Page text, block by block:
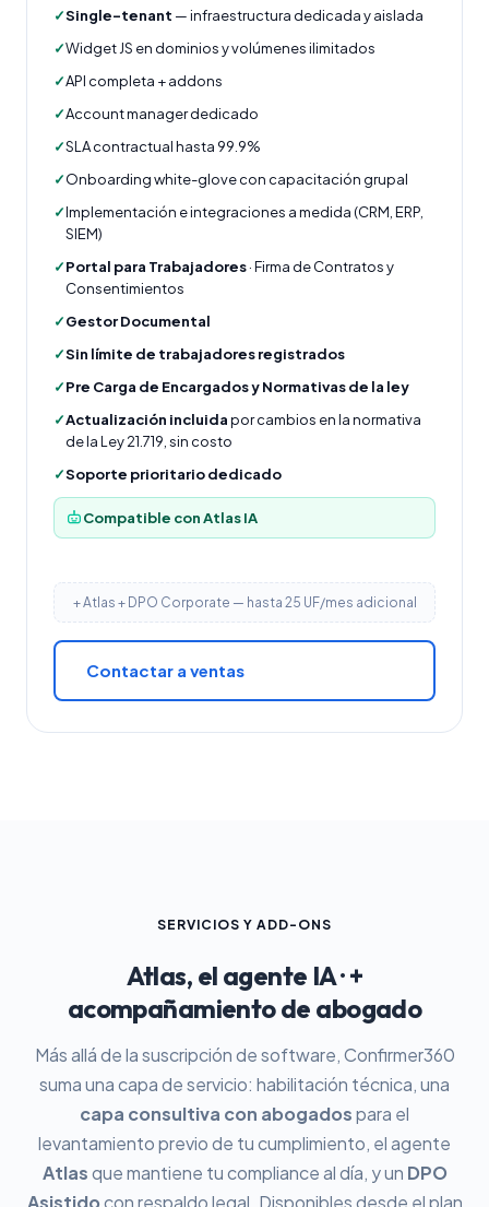
✓Single-tenant — infraestructura dedicada y aislada
✓Widget JS en dominios y volúmenes ilimitados
✓API completa + addons
✓Account manager dedicado
✓SLA contractual hasta 99.9%
✓Onboarding white-glove con capacitación grupal
✓Implementación e integraciones a medida (CRM, ERP,
SIEM)
✓Portal para Trabajadores· Firma de Contratos y
Consentimientos
✓Gestor Documental
✓Sin límite de trabajadores registrados
✓Pre Carga de Encargados y Normativas de la ley
✓Actualización incluidapor cambios en la normativa
de la Ley 21.719, sin costo
✓Soporte prioritario dedicado
Compatible con Atlas IA
+ Atlas + DPO Corporate — hasta 25 UF/mes adicional
Contactar a ventas
SERVICIOS Y ADD-ONS
Atlas, el agente IA · +
acompañamiento de abogado
Más allá de la suscripción de software, Confirmer360
suma una capa de servicio: habilitación técnica, una
capa consultiva con abogadospara el
levantamiento previo de tu cumplimiento, el agente
Atlasque mantiene tu compliance al día, y un DPO
Asistidocon respaldo legal. Disponibles desde el plan